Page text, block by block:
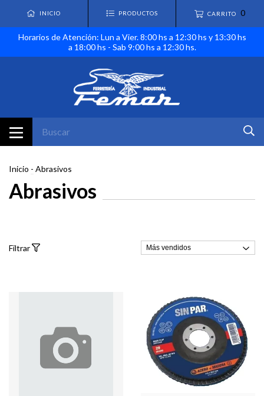
INICIO PRODUCTOS CARRITO 0
Horarios de Atención: Lun a Vier. 8:00 hs a 12:30 hs y 13:30 hs
a 18:00 hs - Sab 9:00 hs a 12:30 hs.
Inicio - Abrasivos
Abrasivos
Filtrar